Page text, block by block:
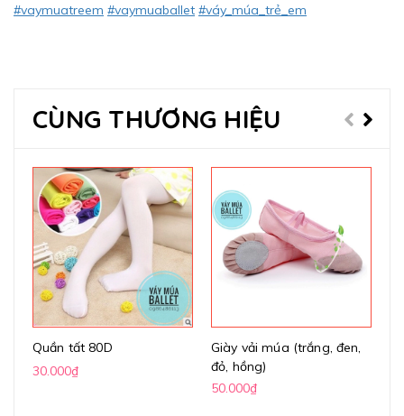
#vaymuatreem #vaymuaballet #váy_múa_trẻ_em
CÙNG THƯƠNG HIỆU
Quần tất 80D
30.000₫
Giày vải múa (trắng, đen,
đỏ, hồng)
50.000₫